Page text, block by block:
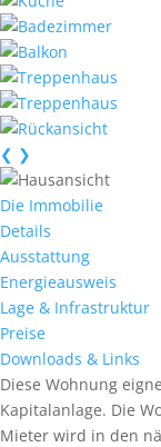
❮ ❯
Die Immobilie
Details
Ausstattung
Energieausweis
Lage & Infrastruktur
Preise
Downloads & Links
Diese Wohnung
Kapitalanlage. Die
Mieter wird in den